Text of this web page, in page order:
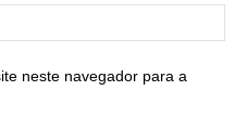
neste navegador para a